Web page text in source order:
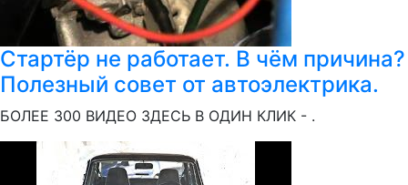
Стартёр не работает. В чём причина?
Полезный совет от автоэлектрика.
БОЛЕЕ 300 ВИДЕО ЗДЕСЬ В ОДИН КЛИК - .